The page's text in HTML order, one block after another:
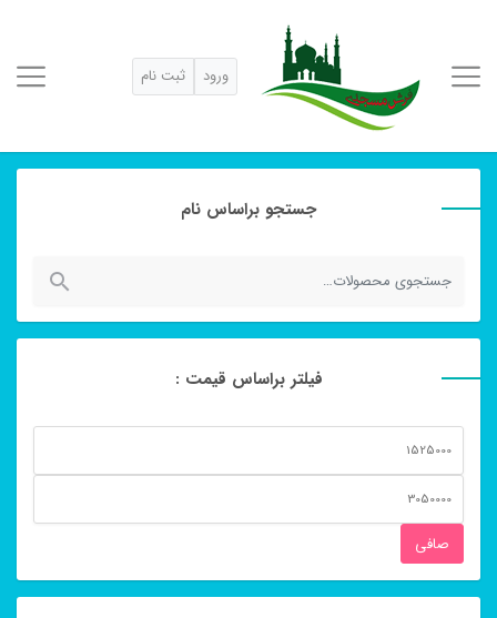
ورود ثبت نام
جستجو براساس نام
جستجو
فیلتر براساس قیمت :
قیمت
قيمت
صافی